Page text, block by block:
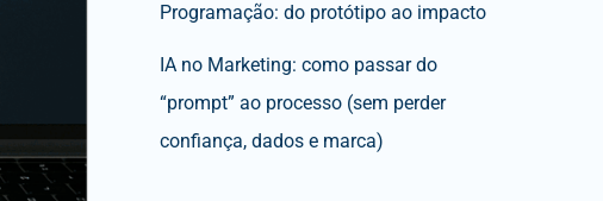
Programação: do protótipo ao impacto
IA no Marketing: como passar do
“prompt” ao processo (sem perder
confiança, dados e marca)